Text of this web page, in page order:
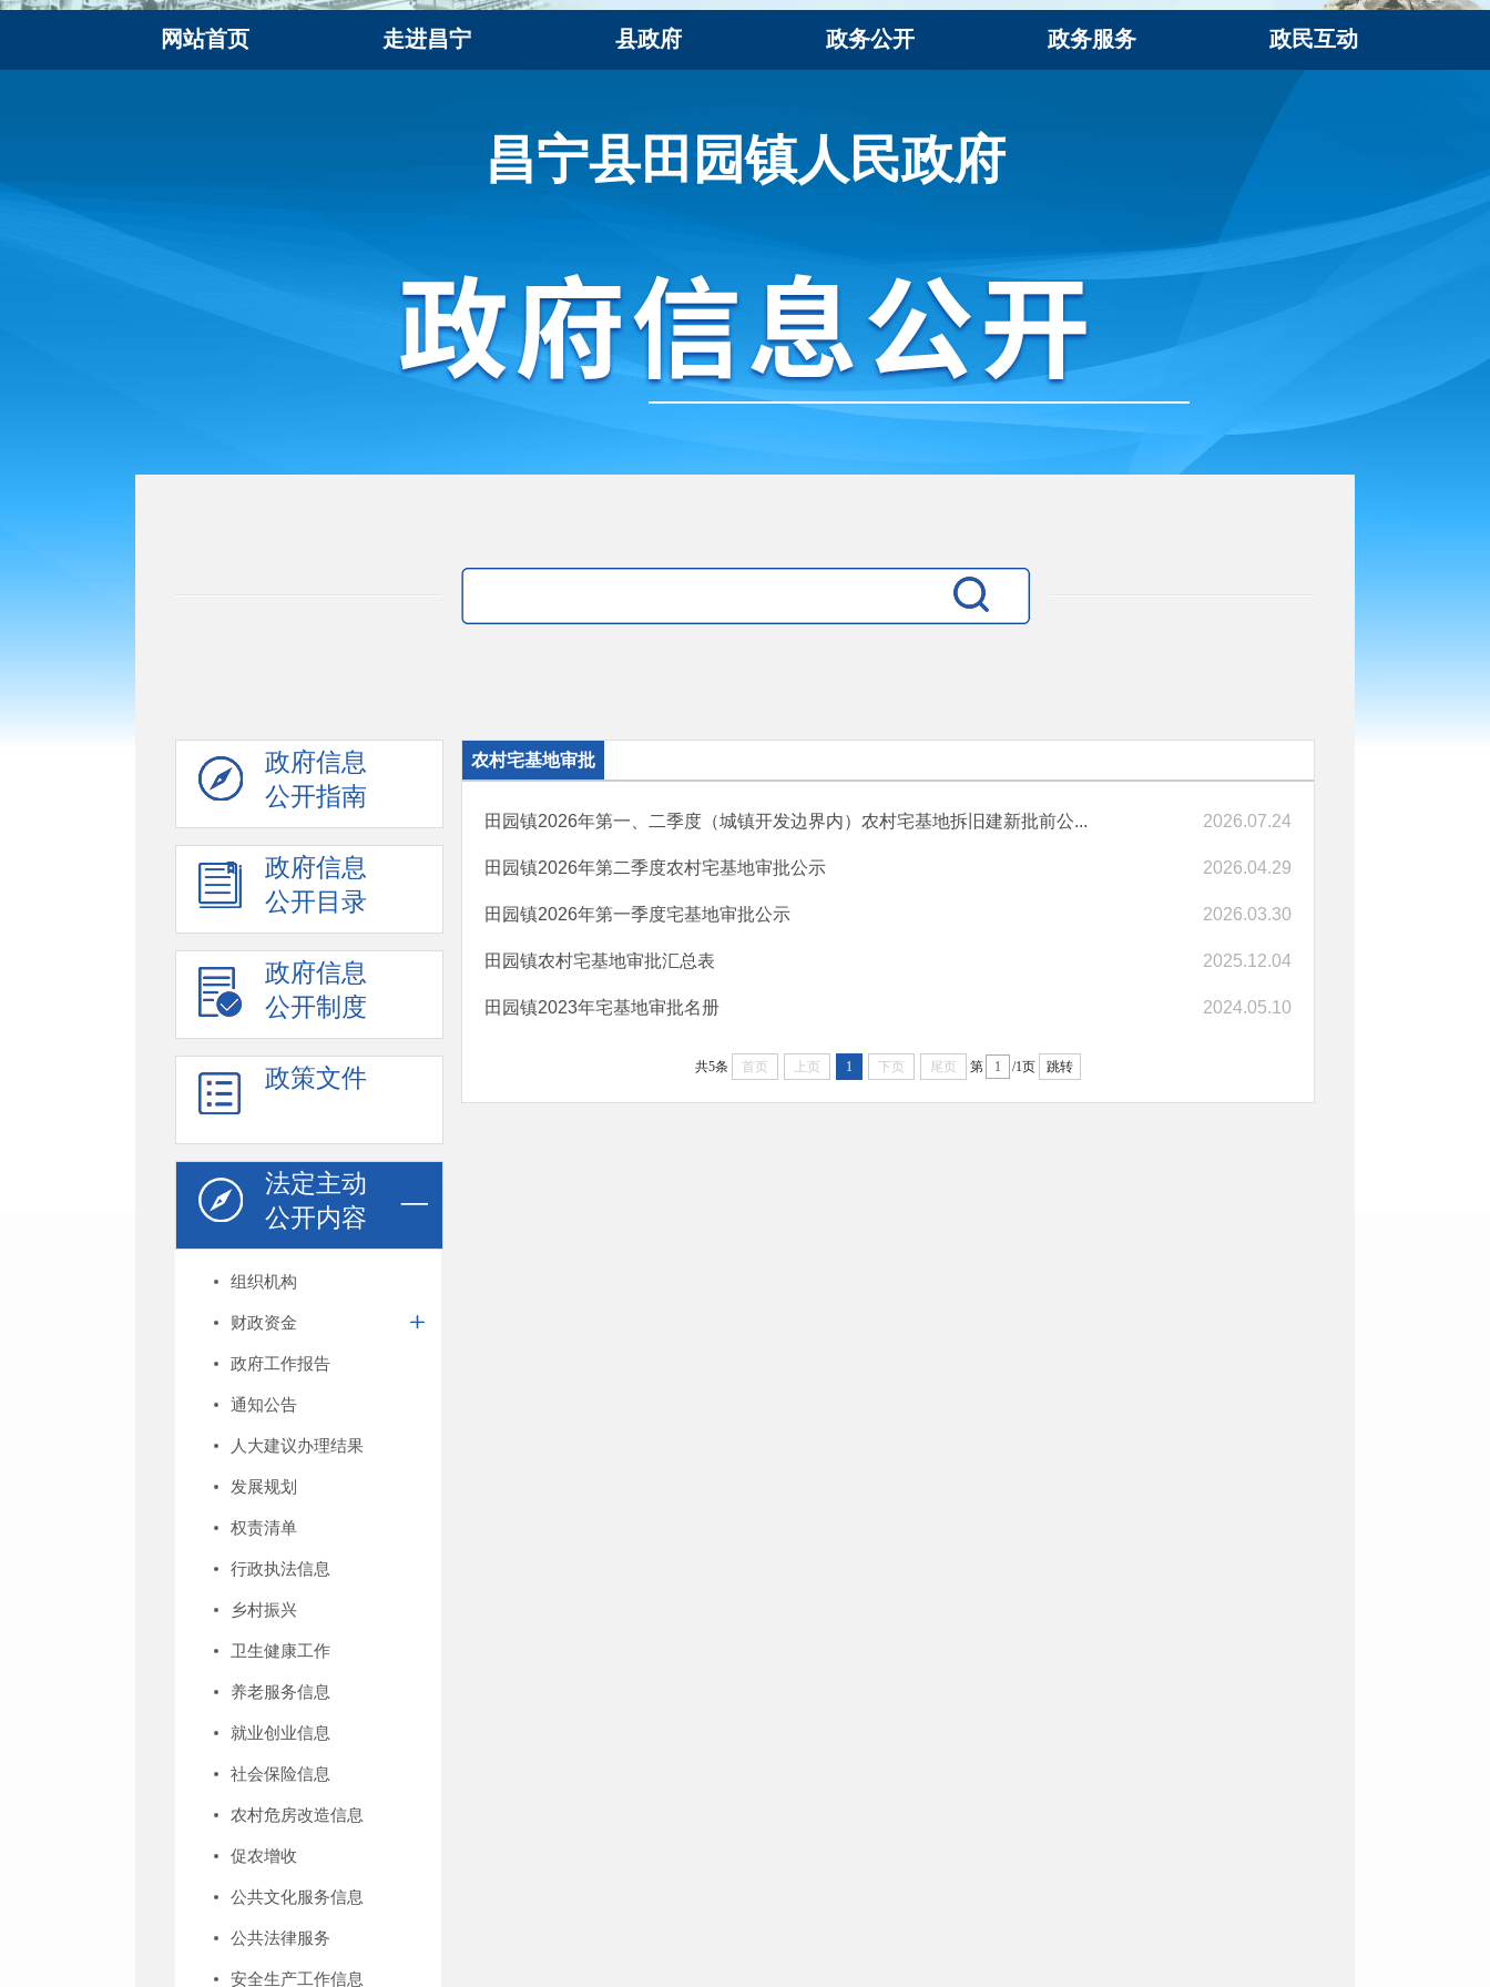
网站首页 走进昌宁 县政府 政务公开 政务服务 政民互动
昌宁县田园镇人民政府
政府信息
公开指南
政府信息
公开目录
政府信息
公开制度
政策文件
法定主动
公开内容
组织机构
财政资金
政府工作报告
通知公告
人大建议办理结果
发展规划
权责清单
行政执法信息
乡村振兴
卫生健康工作
养老服务信息
就业创业信息
社会保险信息
农村危房改造信息
促农增收
公共文化服务信息
公共法律服务
安全生产工作信息
农村宅基地审批
田园镇2026年第一、二季度（城镇开发边界内）农村宅基地拆旧建新批前公... 2026.07.24
田园镇2026年第二季度农村宅基地审批公示 2026.04.29
田园镇2026年第一季度宅基地审批公示 2026.03.30
田园镇农村宅基地审批汇总表 2025.12.04
田园镇2023年宅基地审批名册 2024.05.10
共5条 首页 上页 1 下页 尾页 第 /1页 跳转